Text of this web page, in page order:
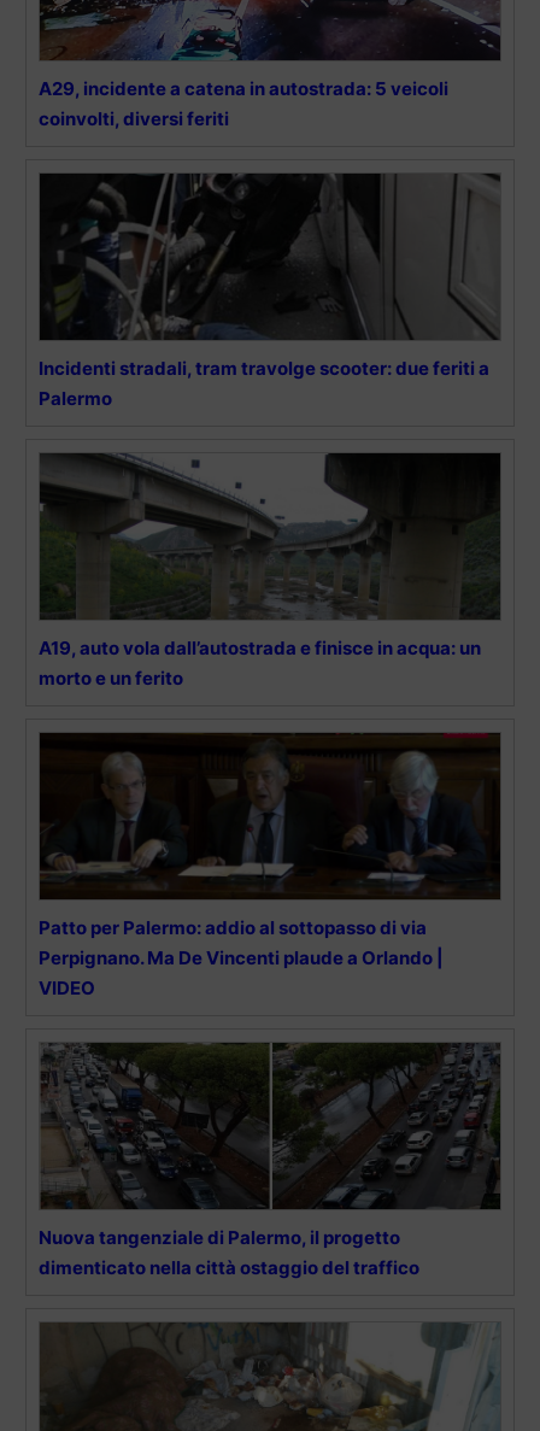
A29, incidente a catena in autostrada: 5 veicoli
coinvolti, diversi feriti
Incidenti stradali, tram travolge scooter: due feriti a
Palermo
A19, auto vola dall’autostrada e finisce in acqua: un
morto e un ferito
Patto per Palermo: addio al sottopasso di via
Perpignano. Ma De Vincenti plaude a Orlando |
VIDEO
Nuova tangenziale di Palermo, il progetto
dimenticato nella città ostaggio del traffico